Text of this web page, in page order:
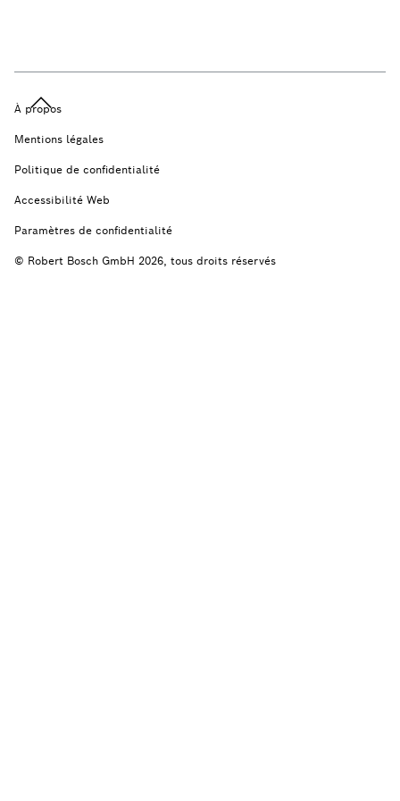
À propos
Mentions légales
Politique de confidentialité
Accessibilité Web
Paramètres de confidentialité
© Robert Bosch GmbH 2026, tous droits réservés